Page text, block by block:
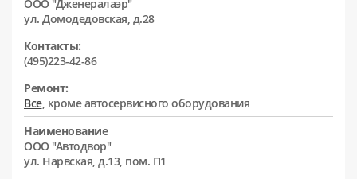
ООО "Дженералаэр"
ул. Домодедовская, д.28
Контакты:
(495)223-42-86
Ремонт:
Все, кроме автосервисного оборудования
Наименование
ООО "Автодвор"
ул. Нарвская, д.13, пом. П1